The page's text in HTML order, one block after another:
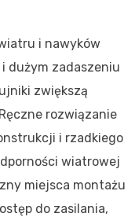
i nawyków
dużym zadaszeniu
zwiększą
rozwiązanie
i rzadkiego
wiatrowej
miejsca montażu
do zasilania,